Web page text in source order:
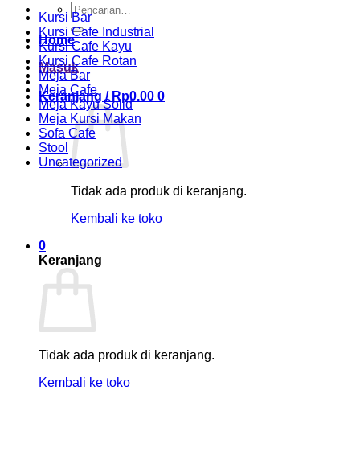
Pencarian
untuk:
Home
Masuk
Keranjang / Rp0.00 0
Tidak ada produk di keranjang.
Kembali ke toko
0
Keranjang
Tidak ada produk di keranjang.
Kembali ke toko
Kursi Bar
Kursi Cafe Industrial
Kursi Cafe Kayu
Kursi Cafe Rotan
Meja Bar
Meja Cafe
Meja Kayu Solid
Meja Kursi Makan
Sofa Cafe
Stool
Uncategorized